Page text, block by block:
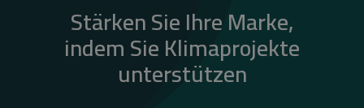
Stärken Sie Ihre Marke,
indem Sie Klimaprojekte
unterstützen